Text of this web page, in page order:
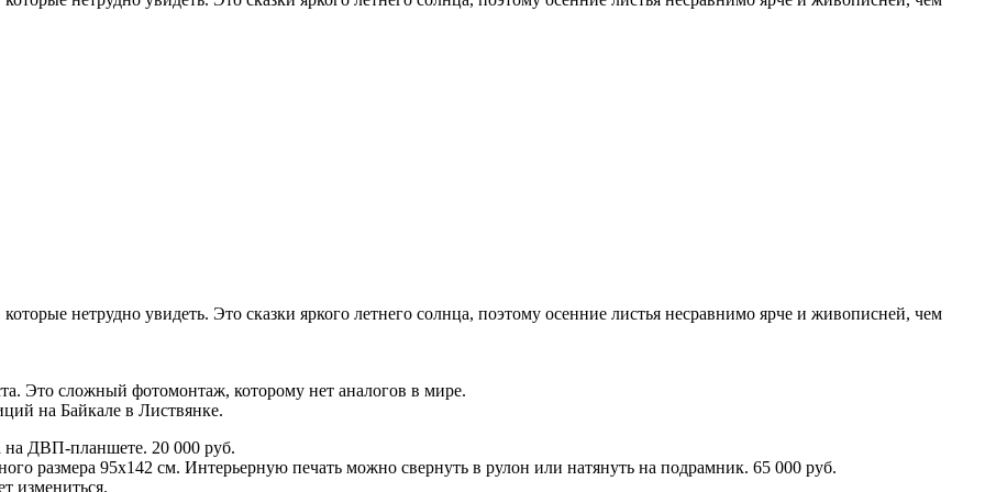
нетрудно увидеть. Это сказки яркого летнего солнца, поэтому осенние листья несравнимо ярче и живописней, чем
Это сложный фотомонтаж, которому нет аналогов в мире.
на Байкале в Листвянке.
на ДВП-планшете. 20 000 руб.
размера 95х142 см. Интерьерную печать можно свернуть в рулон или натянуть на подрамник. 65 000 руб.
измениться.